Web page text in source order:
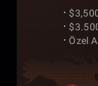
Özel